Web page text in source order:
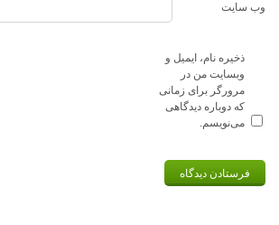
وب‌ سایت
ذخیره نام، ایمیل و
وبسایت من در
مرورگر برای زمانی
که دوباره دیدگاهی
می‌نویسم.